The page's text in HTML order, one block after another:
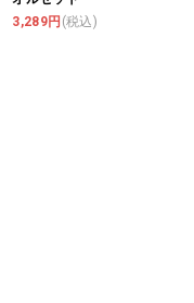
3,289円 (税込)